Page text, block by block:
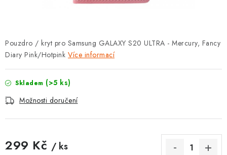
OCHRANA OSOBNÍCH ÚDAJŮ
VRÁCENÍ ZBOŽÍ A REKLAMACE
Ochrana osobních údajů
Pouzdro / kryt pro Samsung GALAXY S20 ULTRA - Mercury, Fancy
Diary Pink/Hotpink Více informací
Skladem (>5 ks)
Možnosti doručení
299 Kč / ks